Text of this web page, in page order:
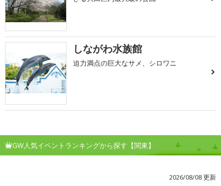
しながわ水族館
迫力満点の巨大なサメ、シロワニ
GW人気イベントランキングから探す【関東】
2026/08/08 更新